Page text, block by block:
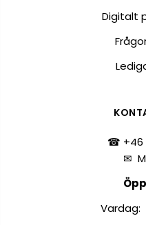
Digitalt
☎ +46
✉
Vardag: